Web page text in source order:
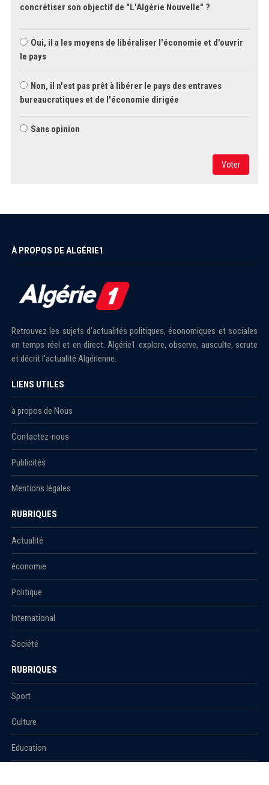
concrétiser son objectif de "L'Algérie Nouvelle" ?
Oui, il a les moyens de libéraliser l'économie et d'ouvrir
le pays
Non, il n'est pas prêt à libérer le pays des entraves
bureaucratiques et de l'économie dirigée
Sans opinion
Voter
À PROPOS DE ALGÉRIE1
Retrouvez les sujets d'actualités politiques, économiques et sociales
en temps réel et en direct. Algérie1 explore, observe, ausculte, scrute
et décrit l'actualité Algérienne.
LIENS UTILES
à propos de Nous
Contactez-nous
Publicités
Mentions légales
RUBRIQUES
Actualité
économie
Politique
International
Société
RUBRIQUES
Sport
Culture
Education